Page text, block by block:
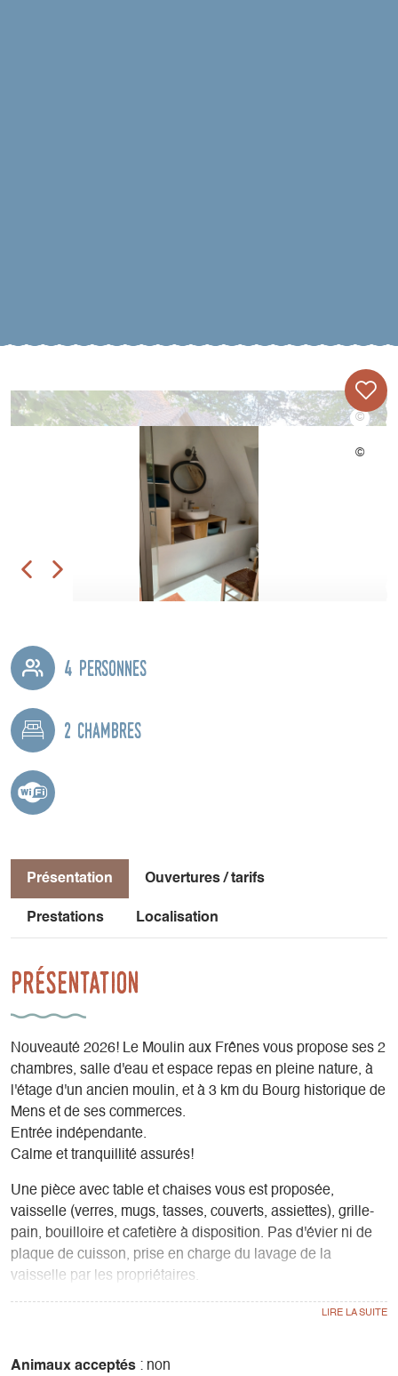
4 personnes
2 chambres
Présentation Ouvertures / tarifs
Prestations Localisation
Présentation
Nouveauté 2026! Le Moulin aux Frênes vous propose ses 2
chambres, salle d'eau et espace repas en pleine nature, à
l'étage d'un ancien moulin, et à 3 km du Bourg historique de
Mens et de ses commerces.
Entrée indépendante.
Calme et tranquillité assurés!
Une pièce avec table et chaises vous est proposée,
vaisselle (verres, mugs, tasses, couverts, assiettes), grille-
pain, bouilloire et cafetière à disposition. Pas d'évier ni de
plaque de cuisson, prise en charge du lavage de la
vaisselle par les propriétaires.
Possibilité d'utiliser l'espace sous la tonnelle pour les repas
Animaux acceptés : non